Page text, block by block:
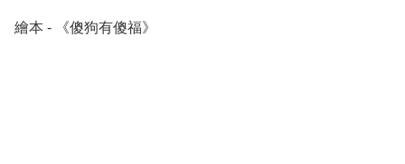
繪本 - 《傻狗有傻福》